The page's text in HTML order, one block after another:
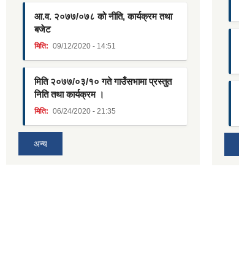
आ.व. २०७७/०७८ को नीति, कार्यक्रम तथा
बजेट
मिति: 09/12/2020 - 14:51
मिति २०७७/०३/१० गते गाउँसभामा प्रस्तुत
निति तथा कार्यक्रम ।
मिति: 06/24/2020 - 21:35
अन्य